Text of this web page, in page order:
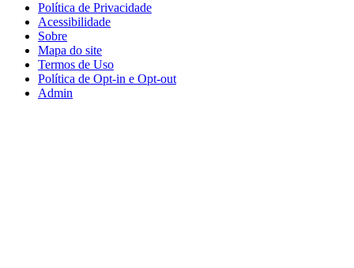
Política de Privacidade
Acessibilidade
Sobre
Mapa do site
Termos de Uso
Política de Opt-in e Opt-out
Admin